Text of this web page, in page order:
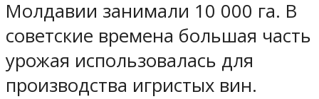
Молдавии занимали 10 000 га. В
советские времена большая часть
урожая использовалась для
производства игристых вин.